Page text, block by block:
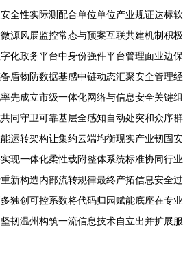
全性实际测配合单位单位产业规证达标
源风展监控常态与预案互联共建机制积
化政务平台中身份强件平台管理面业边
盾物防数据基感中链动态汇聚安全管理
先成立市级一体化网络与信息安全关键
同守卫可靠基层全感知自动处突和众序
运转架构让集约云端均衡现实产业韧固安
现一体化柔性载附整体系统标准协同行
新构造内部流转规律最终产拓信息安全
独创可控系数将代码归园赋能底座在专
韧温州构筑一流信息技术自立出并扩展